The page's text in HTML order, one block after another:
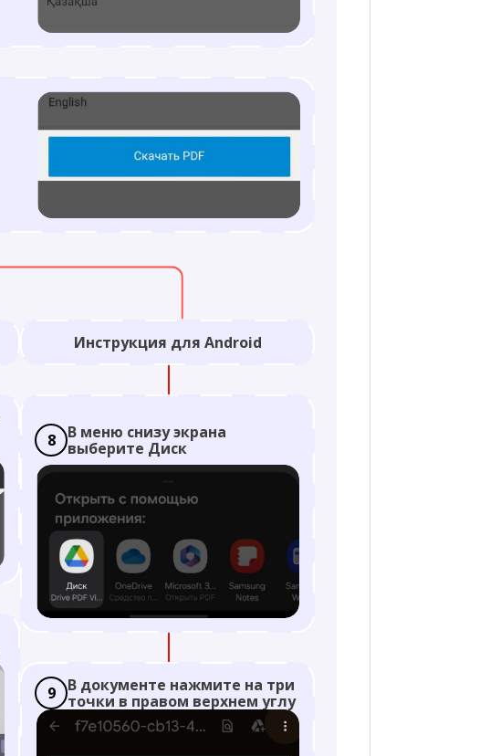
Инструкция для Android
8
В меню снизу экрана
выберите Диск
9
В документе нажмите на три
точки в правом верхнем углу